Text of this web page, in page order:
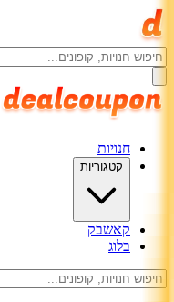
חנויות
קטגוריות
קאשבק
בלוג